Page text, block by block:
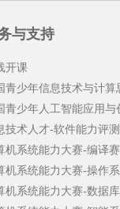
与支持
开课
青少年信息技术与计
青少年人工智能应用
技术人才-软件能力评测
机系统能力大赛-编译
机系统能力大赛-操作
机系统能力大赛-数据